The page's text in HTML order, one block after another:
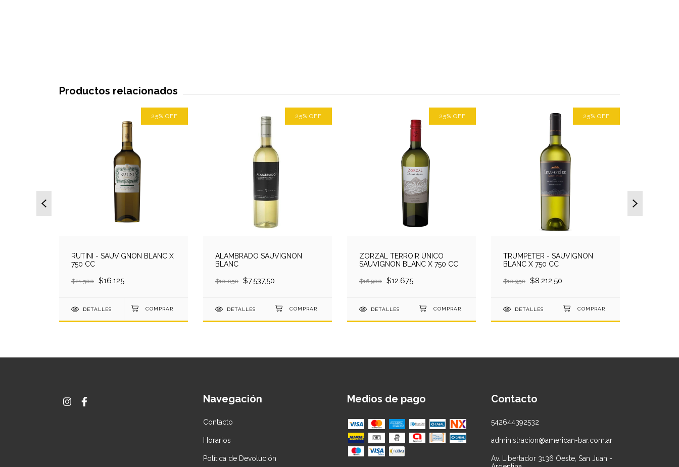
Productos relacionados
25% OFF
RUTINI - SAUVIGNON BLANC X
750 CC
$21.500 $16.125
DETALLES
25% OFF
ALAMBRADO SAUVIGNON
BLANC
$10.050 $7.537,50
DETALLES
25% OFF
ZORZAL TERROIR ÚNICO
SAUVIGNON BLANC X 750 CC
$16.900 $12.675
DETALLES
25% OFF
TRUMPETER - SAUVIGNON
BLANC X 750 CC
$10.950 $8.212,50
DETALLES
Navegación
Contacto
Horarios
Política de Devolución
Medios de pago Contacto
542644392532
administracion@american-bar.com.ar
Av. Libertador 3136 Oeste, San Juan -